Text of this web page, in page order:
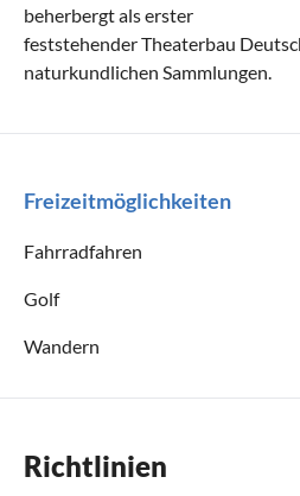
beherbergt als erster
feststehender Theaterbau
naturkundlichen Sammlungen.
Freizeitmöglichkeiten
Fahrradfahren
Golf
Wandern
Richtlinien